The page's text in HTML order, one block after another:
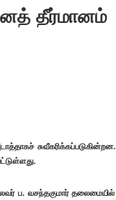
தீர்மானம்
சுவீகரிக்கப்படுகின்றன.
ப. வசந்தகுமார் தலைமையில்